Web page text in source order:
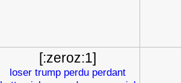
[:zeroz:1]
loser trump perdu perdant